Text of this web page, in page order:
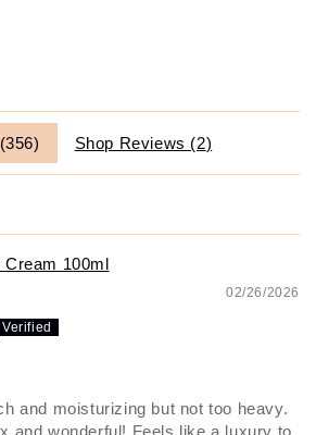
356) Shop Reviews (2)
Cream 100ml
02/26/2026
and moisturizing but not too heavy.